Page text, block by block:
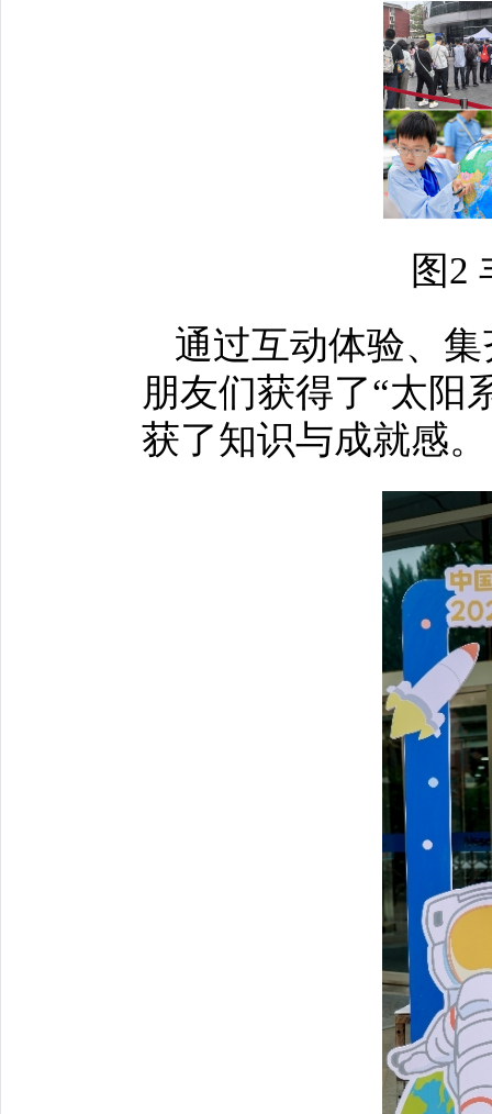
图2
通过互动体验、
朋友们获得了“太阳
获了知识与成就感。